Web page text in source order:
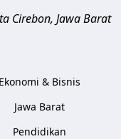
Cirebon, Jawa Barat
Ekonomi & Bisnis
Jawa Barat
Pendidikan